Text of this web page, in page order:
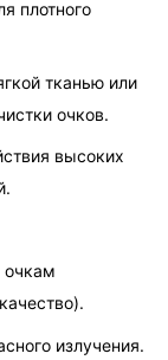
плотного
тканью или
очков.
высоких
очкам
излучения.